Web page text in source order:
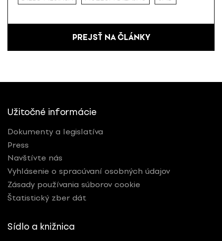
PREJSŤ NA ČLÁNKY
Užitočné informácie
Dokumenty a legislatíva
Press
Navštívte nás
Vyhlásenie o spracúvaní osobných údajov
Zásady používania súborov cookie
Štatistický zber dát
Sídlo a knižnica